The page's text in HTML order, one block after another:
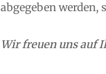
abgegeben werden,
Wir freuen uns auf